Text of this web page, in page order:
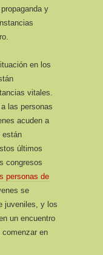
y
en los
vitales.
las personas
acuden a
están
últimos
congresos
personas de
se
juveniles, y los
un encuentro
en